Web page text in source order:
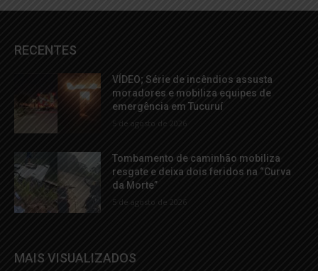
RECENTES
VÍDEO; Série de incêndios assusta
moradores e mobiliza equipes de
emergência em Tucuruí
5 de agosto de 2026
Tombamento de caminhão mobiliza
resgate e deixa dois feridos na “Curva
da Morte”
5 de agosto de 2026
MAIS VISUALIZADOS